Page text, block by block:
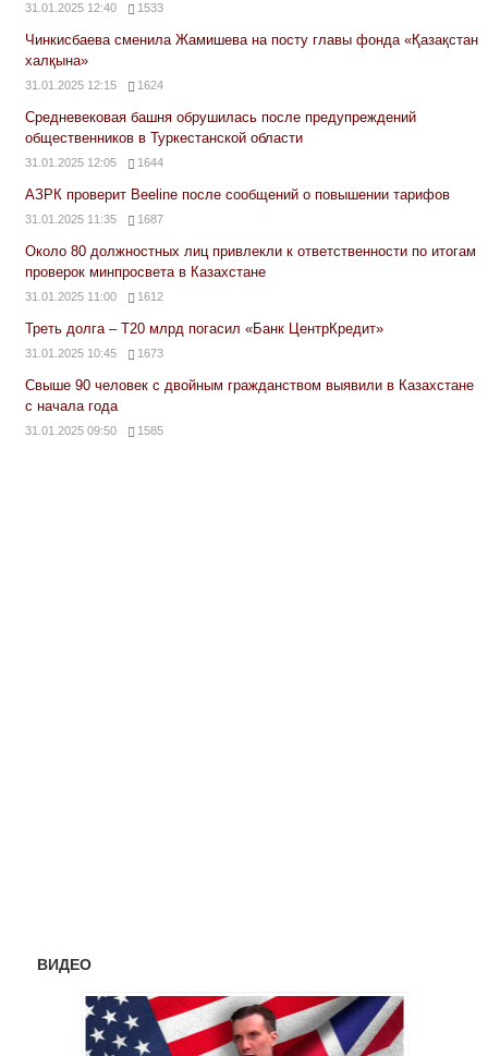
31.01.2025 12:40 1533
Чинкисбаева сменила Жамишева на посту главы фонда «Қазақстан
халқына»
31.01.2025 12:15 1624
Средневековая башня обрушилась после предупреждений
общественников в Туркестанской области
31.01.2025 12:05 1644
АЗРК проверит Beeline после сообщений о повышении тарифов
31.01.2025 11:35 1687
Около 80 должностных лиц привлекли к ответственности по итогам
проверок минпросвета в Казахстане
31.01.2025 11:00 1612
Треть долга – Т20 млрд погасил «Банк ЦентрКредит»
31.01.2025 10:45 1673
Свыше 90 человек с двойным гражданством выявили в Казахстане
с начала года
31.01.2025 09:50 1585
ВИДЕО